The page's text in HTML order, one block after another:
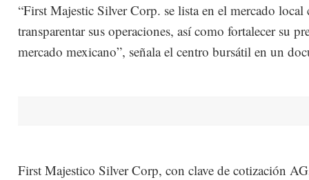
“First Majestic Silver Corp. se lista en el mercado
transparentar sus operaciones, así como fortalecer su
mercado mexicano”, señala el centro bursátil en un
First Majestico Silver Corp, con clave de cotización